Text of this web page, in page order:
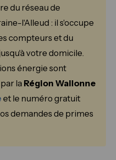
du réseau de
l'Alleud : il s'occupe
compteurs et du
votre domicile.
énergie sont
la Région Wallonne
et le numéro gratuit
demandes de primes